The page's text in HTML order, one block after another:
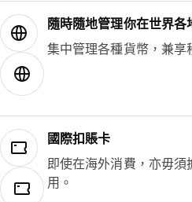
隨時隨地管理你在世界各
集中管理各種貨幣，兼享
國際扣賬卡
即使在海外消費，亦毋
用。